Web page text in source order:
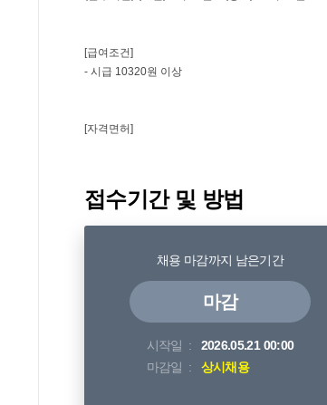
접수기간 및 방법
채용 마감까지 남은기간
마감
시작일
2026.05.21 00:00
마감일
상시채용